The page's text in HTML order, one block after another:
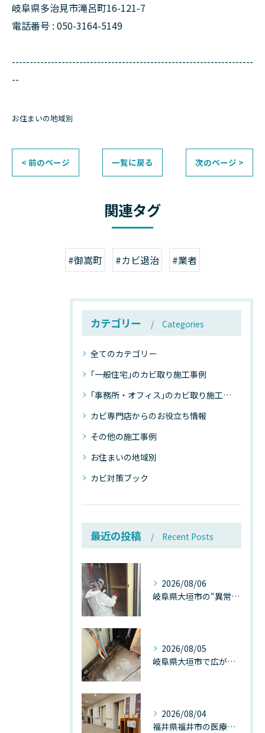
岐阜県多治見市滝呂町16-121-7
電話番号 : 050-3164-5149
--------------------------------------------------------------------
--
お住まいの地域別
< 前のページ 一覧に戻る 次のページ >
関連タグ
#御嵩町 #カビ退治 #業者
カテゴリー Categories
全てのカテゴリー
｢一般住宅｣のカビ取り施工事例
｢事務所・オフィス｣のカビ取り施工事例
カビ専門店からのお役立ち情報
その他の施工事例
お住まいの地域別
カビ対策ブック
最近の投稿 Recent Posts
2026/08/06
岐阜県大垣市の“異常に高い気温”が建物内部を腐らせる──深層カビが爆発的に増える本当の理由
2026/08/05
岐阜県大垣市で広がる“深層カビ汚染”──なぜ除カビが必要なのか、建物内部で起きている見えない危機
2026/08/04
福井県福井市の医療施設で広がる“見えないカビ汚染”──なぜ除カビが必須なのか、その本質を徹底解説